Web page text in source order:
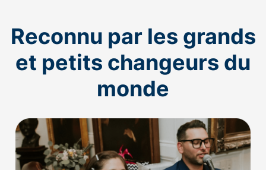
Reconnu par les grands
et petits changeurs du
monde